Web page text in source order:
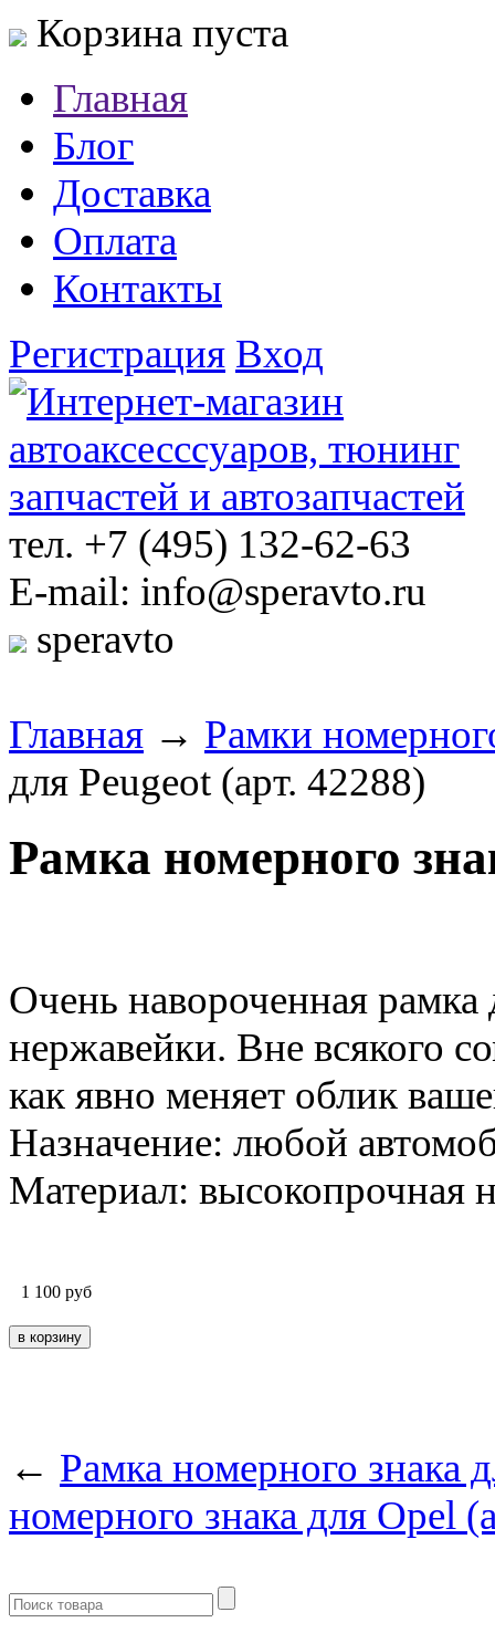
Корзина пуста
Главная
Блог
Доставка
Оплата
Контакты
Регистрация Вход
тел. +7 (495) 132-62-63
E-mail: info@speravto.ru
speravto
Главная → Рамки
для Peugeot (арт. 42288)
Рамка номерного
Очень навороченная рамка
нержавейки. Вне всякого
как явно меняет облик
Назначение: любой
Материал: высокопрочная
1 100 руб
← Рамка номерного знака
номерного знака для Opel